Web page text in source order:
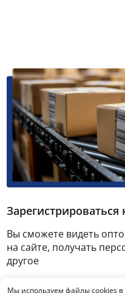
Вы сможете видеть
на сайте, получать
другое
Мы используем файлы cookies в